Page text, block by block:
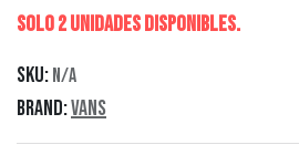
Solo 2 Unidades disponibles.
SKU:N/A
Brand:Vans